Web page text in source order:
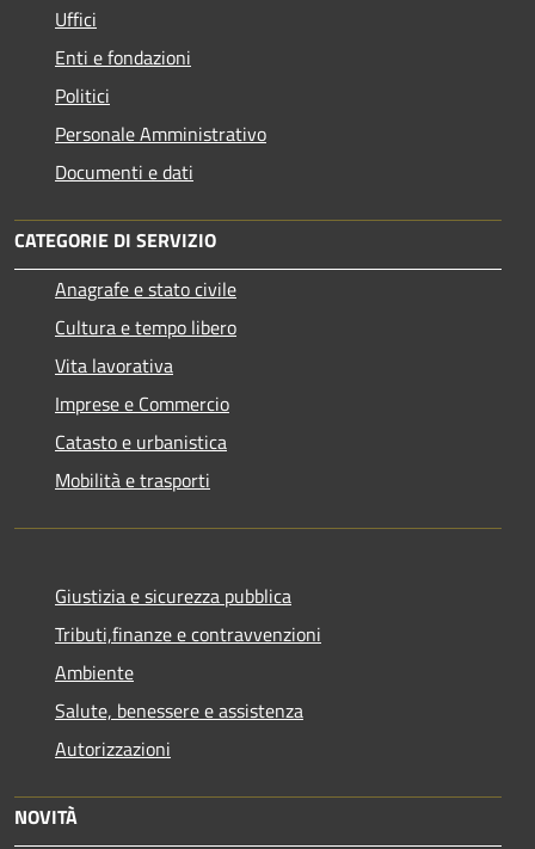
Uffici
Enti e fondazioni
Politici
Personale Amministrativo
Documenti e dati
CATEGORIE DI SERVIZIO
Anagrafe e stato civile
Cultura e tempo libero
Vita lavorativa
Imprese e Commercio
Catasto e urbanistica
Mobilità e trasporti
Giustizia e sicurezza pubblica
Tributi,finanze e contravvenzioni
Ambiente
Salute, benessere e assistenza
Autorizzazioni
NOVITÀ